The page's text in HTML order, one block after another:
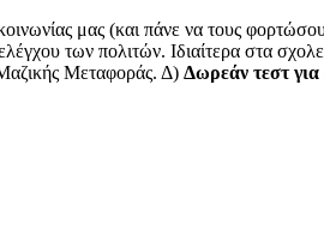
μας (και πάνε να τους
των πολιτών. Ιδιαίτερα στα
Μεταφοράς. Δ) Δωρεάν τεστ για